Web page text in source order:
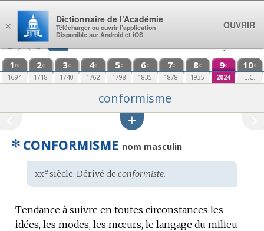
Aller au contenu
1 re
1694
2e
1718
3e
1740
4e
1762
5e
1798
6e
1835
7e
1878
8e
1935
9e
2024
10e
E.C.
conformisme
✻ CONFORMISME nom masculin
Étymologie
:
xxesiècle. Dérivé de conformiste.
Tendance à suivre en toutes circonstances les
idées, les modes, les mœurs, le langage du milieu
×
Dictionnaire de l’Académie
Télécharger ou ouvrir l’application
Disponible sur Android et iOS
OUVRIR